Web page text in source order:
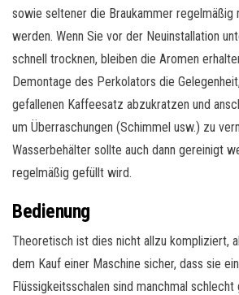
sowie seltener die Braukammer regelmäßig
werden. Wenn Sie vor der Neuinstallation
schnell trocknen, bleiben die Aromen
Demontage des Perkolators die
gefallenen Kaffeesatz abzukratzen und
um Überraschungen (Schimmel usw.) zu
Wasserbehälter sollte auch dann gereinigt
regelmäßig gefüllt wird.
Bedienung
Theoretisch ist dies nicht allzu kompliziert,
dem Kauf einer Maschine sicher, dass sie
Flüssigkeitsschalen sind manchmal